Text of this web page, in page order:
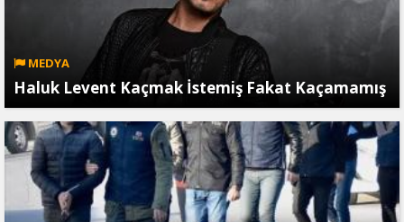
MEDYA
Haluk Levent Kaçmak İstemiş Fakat Kaçamamış